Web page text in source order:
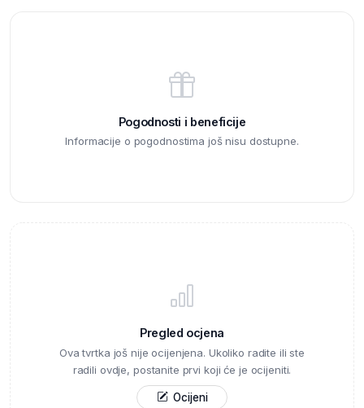
Pogodnosti i beneficije
Informacije o pogodnostima još nisu dostupne.
Pregled ocjena
Ova tvrtka još nije ocijenjena. Ukoliko radite ili ste
radili ovdje, postanite prvi koji će je ocijeniti.
Ocijeni